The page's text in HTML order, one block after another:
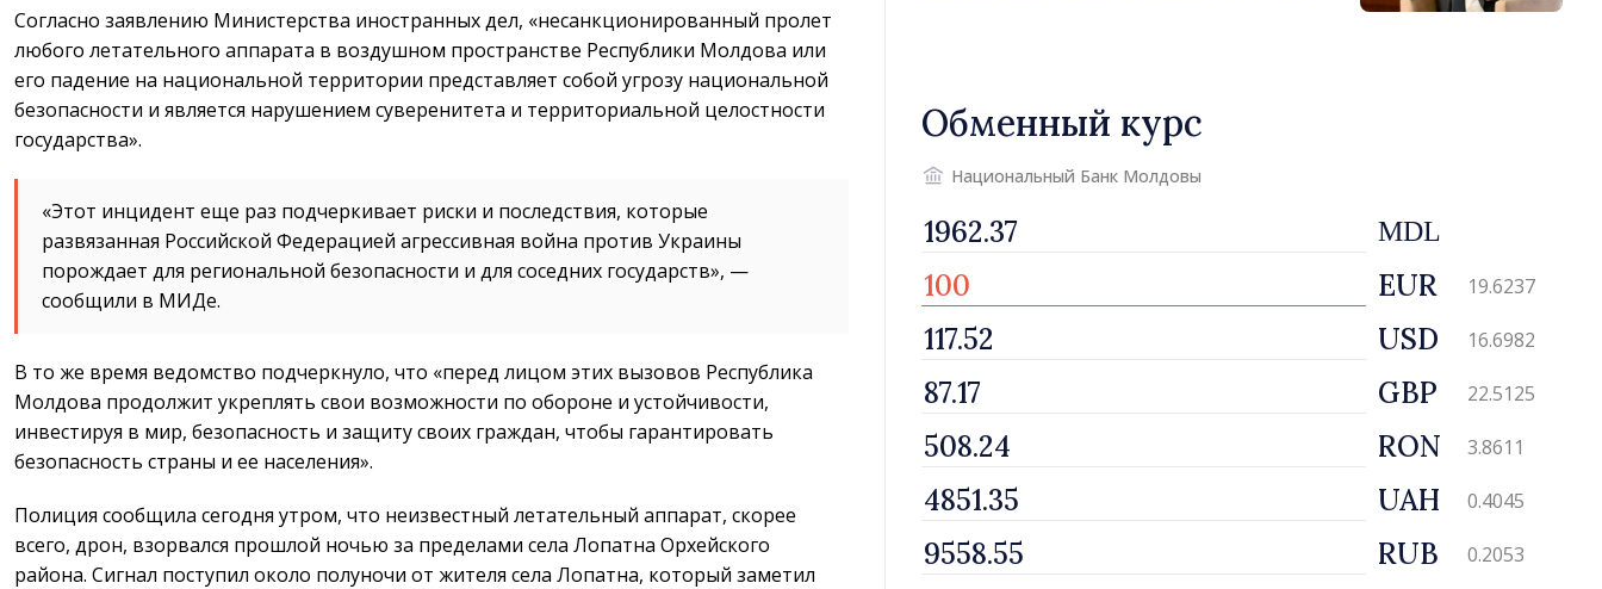
Согласно заявлению Министерства иностранных дел, «несанкционированный пролет
любого летательного аппарата в воздушном пространстве Республики Молдова или
его падение на национальной территории представляет собой угрозу национальной
безопасности и является нарушением суверенитета и территориальной целостности
государства».
«Этот инцидент еще раз подчеркивает риски и последствия, которые
развязанная Российской Федерацией агрессивная война против Украины
порождает для региональной безопасности и для соседних государств», —
сообщили в МИДе.
В то же время ведомство подчеркнуло, что «перед лицом этих вызовов Республика
Молдова продолжит укреплять свои возможности по обороне и устойчивости,
инвестируя в мир, безопасность и защиту своих граждан, чтобы гарантировать
безопасность страны и ее населения».
Полиция сообщила сегодня утром, что неизвестный летательный аппарат, скорее
всего, дрон, взорвался прошлой ночью за пределами села Лопатна Орхейского
района. Сигнал поступил около полуночи от жителя села Лопатна, который заметил
Обменный курс
Национальный Банк Молдовы
MDL
EUR 19.6237
USD 16.6982
GBP 22.5125
RON 3.8611
UAH 0.4045
RUB 0.2053